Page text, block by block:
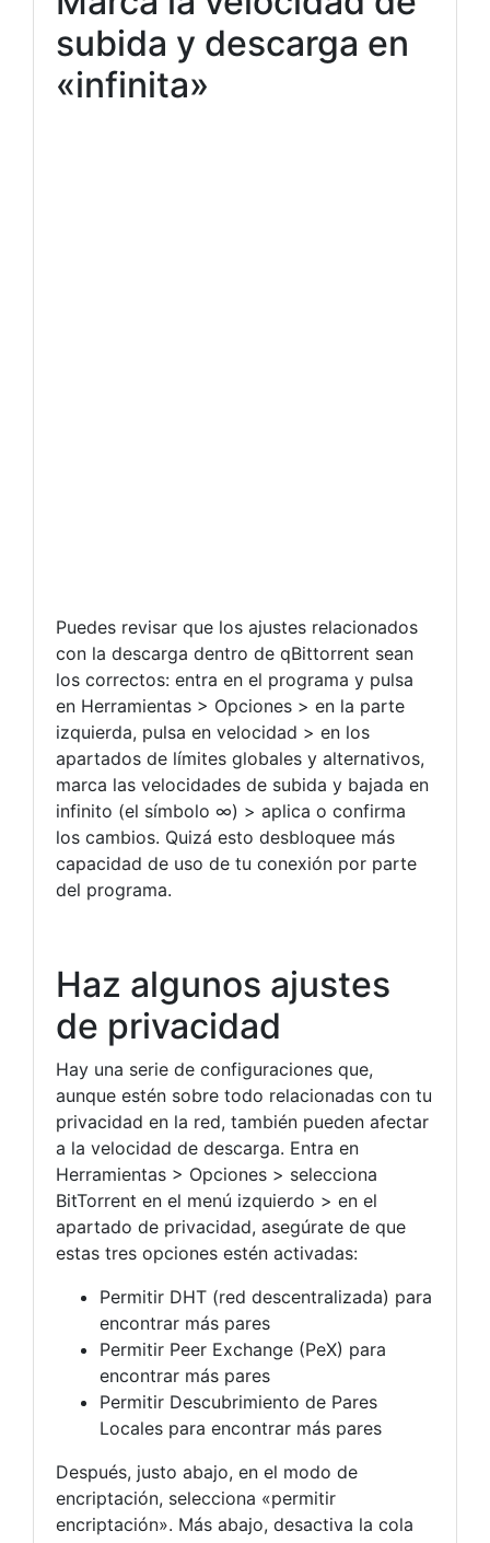
subida y descarga en
«infinita»
Puedes revisar que los ajustes relacionados
con la descarga dentro de qBittorrent sean
los correctos: entra en el programa y pulsa
en Herramientas > Opciones > en la parte
izquierda, pulsa en velocidad > en los
apartados de límites globales y alternativos,
marca las velocidades de subida y bajada en
infinito (el símbolo ∞) > aplica o confirma
los cambios. Quizá esto desbloquee más
capacidad de uso de tu conexión por parte
del programa.
Haz algunos ajustes
de privacidad
Hay una serie de configuraciones que,
aunque estén sobre todo relacionadas con tu
privacidad en la red, también pueden afectar
a la velocidad de descarga. Entra en
Herramientas > Opciones > selecciona
BitTorrent en el menú izquierdo > en el
apartado de privacidad, asegúrate de que
estas tres opciones estén activadas:
Permitir DHT (red descentralizada) para
encontrar más pares
Permitir Peer Exchange (PeX) para
encontrar más pares
Permitir Descubrimiento de Pares
Locales para encontrar más pares
Después, justo abajo, en el modo de
encriptación, selecciona «permitir
encriptación». Más abajo, desactiva la cola